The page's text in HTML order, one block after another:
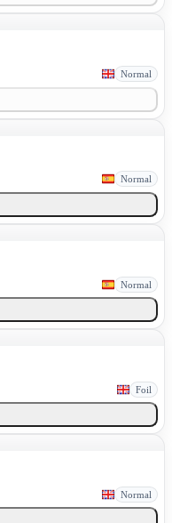
Normal
Normal
Normal
Foil
Normal